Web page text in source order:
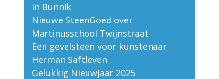
in Bunnik
Nieuwe SteenGoed over
Martinusschool Twijnstraat
Een gevelsteen voor kunstenaar
Herman Saftleven
Gelukkig Nieuwjaar 2025